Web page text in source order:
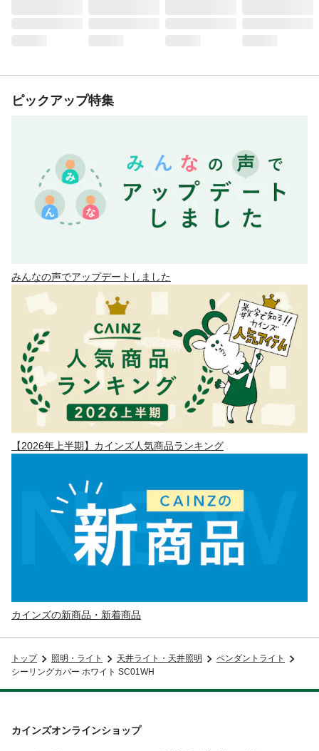
ピックアップ特集
みんなの声でアップデートしました
【2026年上半期】カインズ人気商品ランキング
カインズの新商品・新着商品
トップ 照明・ライト 天井ライト・天井照明
ペンダントライト
シーリングカバー ホワイト SC01WH
カインズオンラインショップ